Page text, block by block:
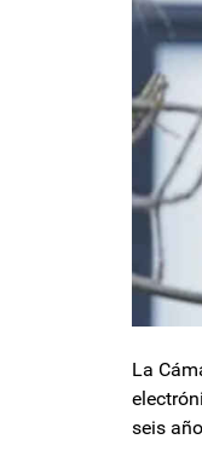
La
seis